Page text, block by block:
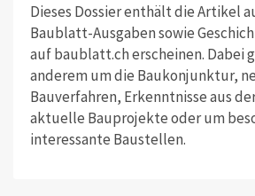
Dieses Dossier enthält die Artikel
Baublatt-Ausgaben sowie
auf baublatt.ch erscheinen. Dabei
anderem um die Baukonjunktur,
Bauverfahren, Erkenntnisse aus
aktuelle Bauprojekte oder um
interessante Baustellen.